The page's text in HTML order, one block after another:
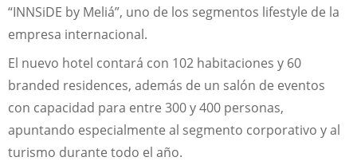
“INNSiDE by Meliá”, uno de los segmentos lifestyle de la
empresa internacional.
El nuevo hotel contará con 102 habitaciones y 60
branded residences, además de un salón de eventos
con capacidad para entre 300 y 400 personas,
apuntando especialmente al segmento corporativo y al
turismo durante todo el año.